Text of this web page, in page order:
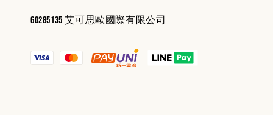
60285135 艾可思歐國際有限公司